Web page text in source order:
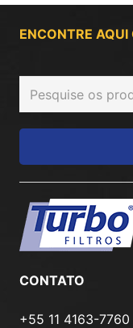
ENCONTRE AQUI
CONTATO
+55 11 4163-7760